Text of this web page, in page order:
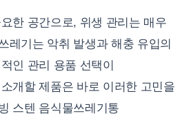
한 공간으로, 위생 관리는 매우
레기는 악취 발생과 해충 유입의
인 관리 용품 선택이
개할 제품은 바로 이러한 고민을
스텐 음식물쓰레기통